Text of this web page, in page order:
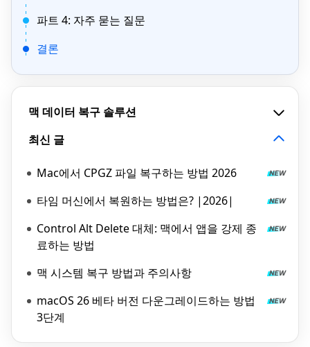
파트 4: 자주 묻는 질문
결론
맥 데이터 복구 솔루션
최신 글
Mac에서 CPGZ 파일 복구하는 방법 2026
타임 머신에서 복원하는 방법은? |2026|
Control Alt Delete 대체: 맥에서 앱을 강제 종
료하는 방법
맥 시스템 복구 방법과 주의사항
macOS 26 베타 버전 다운그레이드하는 방법
3단계